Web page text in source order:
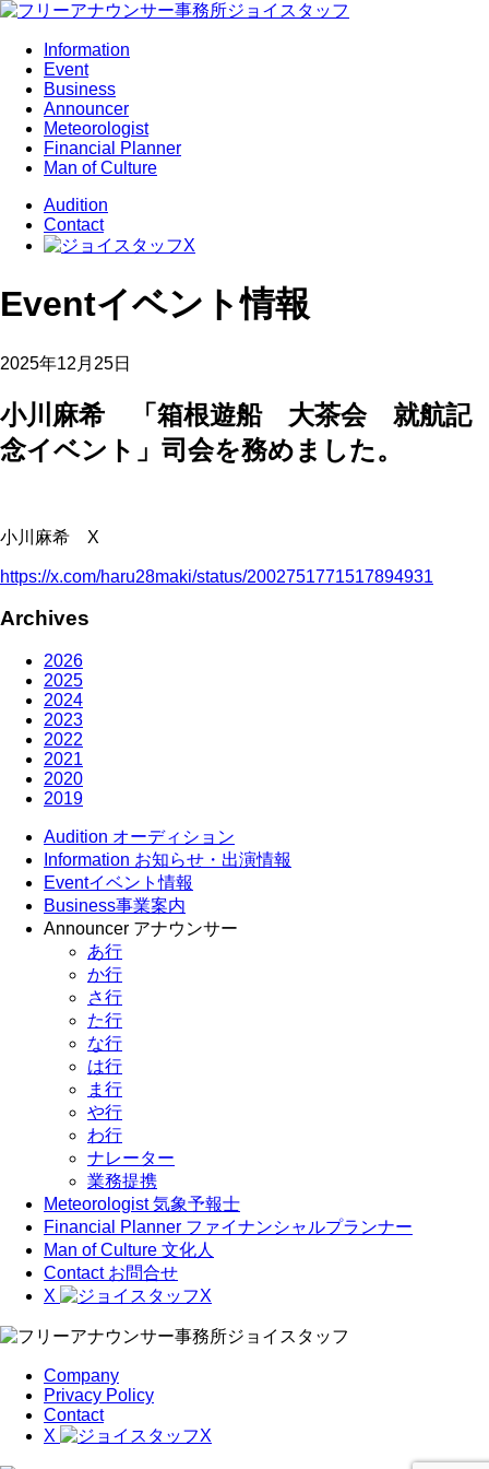
Information
Event
Business
Announcer
Meteorologist
Financial Planner
Man of Culture
Audition
Contact
Eventイベント情報
2025年12月25日
小川麻希 「箱根遊船 大茶会 就航記
念イベント」司会を務めました。
小川麻希 X
https://x.com/haru28maki/status/2002751771517894931
Archives
2026
2025
2024
2023
2022
2021
2020
2019
Audition オーディション
Information お知らせ・出演情報
Eventイベント情報
Business事業案内
Announcer アナウンサー
あ行
か行
さ行
た行
な行
は行
ま行
や行
わ行
ナレーター
業務提携
Meteorologist気象予報士
Financial Planner ファイナンシャルプランナー
Man of Culture 文化人
Contact お問合せ
X
Company
Privacy Policy
Contact
X